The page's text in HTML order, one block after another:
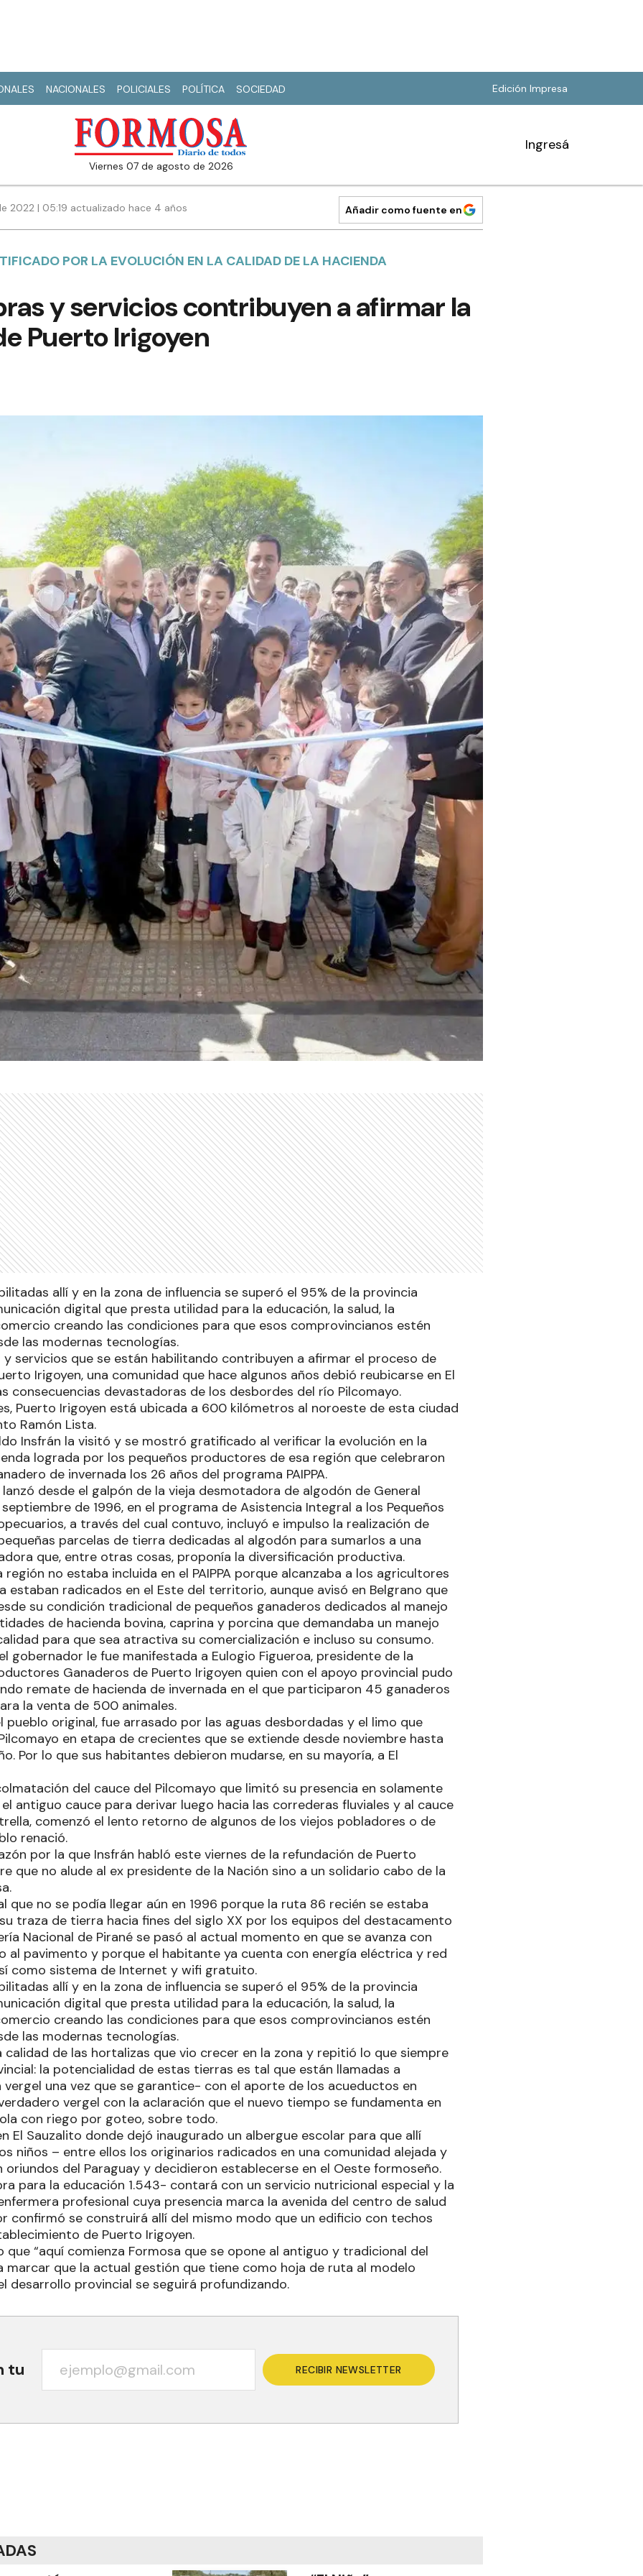
NACIONALES POLICIALES POLÍTICA SOCIEDAD Edición Impresa
viernes 07 de agosto de 2026
Ingresá
2022 | 05:19 actualizado hace 4 años Añadir como fuente en
POR LA EVOLUCIÓN EN LA CALIDAD DE LA HACIENDA
y servicios contribuyen a afirmar la
Puerto Irigoyen
allí y en la zona de influencia se superó el 95% de la provincia
digital que presta utilidad para la educación, la salud, la
creando las condiciones para que esos comprovincianos estén
las modernas tecnologías.
y servicios que se están habilitando contribuyen a afirmar el proceso de
Irigoyen, una comunidad que hace algunos años debió reubicarse en El
consecuencias devastadoras de los desbordes del río Pilcomayo.
Puerto Irigoyen está ubicada a 600 kilómetros al noroeste de esta ciudad
Ramón Lista.
Insfrán la visitó y se mostró gratificado al verificar la evolución en la
lograda por los pequeños productores de esa región que celebraron
de invernada los 26 años del programa PAIPPA.
desde el galpón de la vieja desmotadora de algodón de General
de 1996, en el programa de Asistencia Integral a los Pequeños
a través del cual contuvo, incluyó e impulso la realización de
parcelas de tierra dedicadas al algodón para sumarlos a una
que, entre otras cosas, proponía la diversificación productiva.
región no estaba incluida en el PAIPPA porque alcanzaba a los agricultores
estaban radicados en el Este del territorio, aunque avisó en Belgrano que
su condición tradicional de pequeños ganaderos dedicados al manejo
de hacienda bovina, caprina y porcina que demandaba un manejo
para que sea atractiva su comercialización e incluso su consumo.
gobernador le fue manifestada a Eulogio Figueroa, presidente de la
Ganaderos de Puerto Irigoyen quien con el apoyo provincial pudo
remate de hacienda de invernada en el que participaron 45 ganaderos
la venta de 500 animales.
pueblo original, fue arrasado por las aguas desbordadas y el limo que
en etapa de crecientes que se extiende desde noviembre hasta
Por lo que sus habitantes debieron mudarse, en su mayoría, a El
del cauce del Pilcomayo que limitó su presencia en solamente
antiguo cauce para derivar luego hacia las correderas fluviales y al cauce
comenzó el lento retorno de algunos de los viejos pobladores o de
renació.
por la que Insfrán habló este viernes de la refundación de Puerto
que no alude al ex presidente de la Nación sino a un solidario cabo de la
que no se podía llegar aún en 1996 porque la ruta 86 recién se estaba
traza de tierra hacia fines del siglo XX por los equipos del destacamento
Nacional de Pirané se pasó al actual momento en que se avanza con
al pavimento y porque el habitante ya cuenta con energía eléctrica y red
como sistema de Internet y wifi gratuito.
allí y en la zona de influencia se superó el 95% de la provincia
digital que presta utilidad para la educación, la salud, la
creando las condiciones para que esos comprovincianos estén
las modernas tecnologías.
calidad de las hortalizas que vio crecer en la zona y repitió lo que siempre
la potencialidad de estas tierras es tal que están llamadas a
una vez que se garantice- con el aporte de los acueductos en
vergel con la aclaración que el nuevo tiempo se fundamenta en
con riego por goteo, sobre todo.
El Sauzalito donde dejó inaugurado un albergue escolar para que allí
niños – entre ellos los originarios radicados en una comunidad alejada y
oriundos del Paraguay y decidieron establecerse en el Oeste formoseño.
para la educación 1.543- contará con un servicio nutricional especial y la
profesional cuya presencia marca la avenida del centro de salud
confirmó se construirá allí del mismo modo que un edificio con techos
de Puerto Irigoyen.
que “aquí comienza Formosa que se opone al antiguo y tradicional del
marcar que la actual gestión que tiene como hoja de ruta al modelo
desarrollo provincial se seguirá profundizando.
tu RECIBIR NEWSLETTER